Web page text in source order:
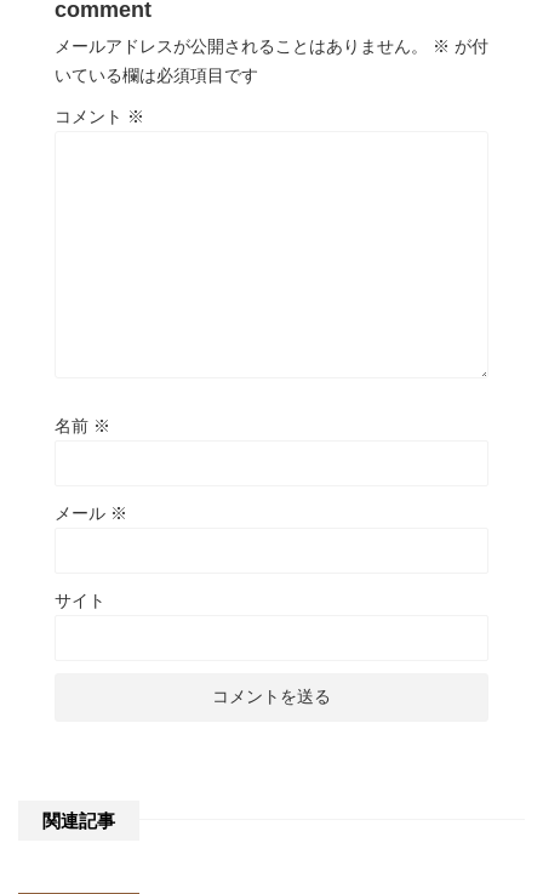
comment
メールアドレスが公開されることはありません。 ※ が付
いている欄は必須項目です
コメント ※
名前 ※
メール ※
サイト
関連記事